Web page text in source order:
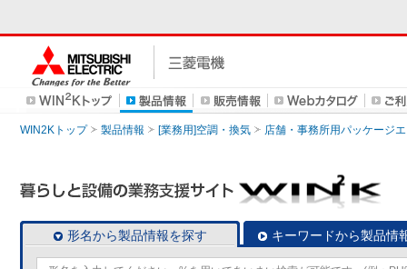
WIN2Kトップ 製品情報 [業務用]空調・換気 店舗・事務所用パッケージ
形名から製品情報を探す キーワードから製品情